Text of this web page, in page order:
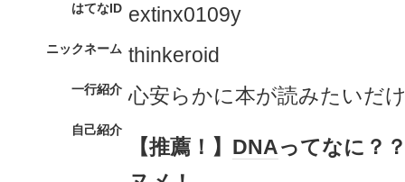
はてなID extinx0109y
ニックネーム thinkeroid
一行紹介 心安らかに本が読みたいだ
自己紹介
【推薦！】 DNAってなに？